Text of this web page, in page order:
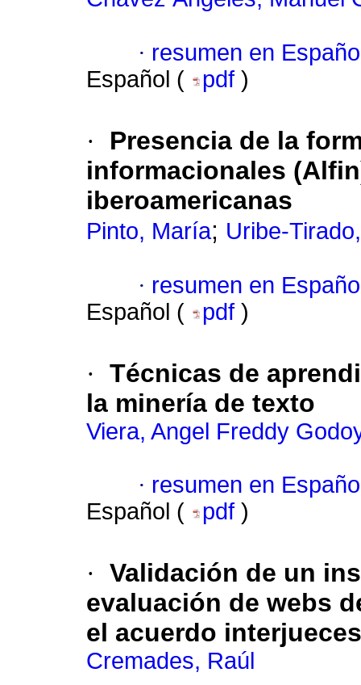
· resumen en
Español (
pdf )
·
Presencia de la
informacionales
iberoamericanas
Pinto, María; Uribe-
· resumen en
Español (
pdf )
· Técnicas de
la minería de texto
Viera, Angel Freddy
· resumen en
Español (
pdf )
· Validación de un
evaluación de webs
el acuerdo interjueces
Cremades, Raúl